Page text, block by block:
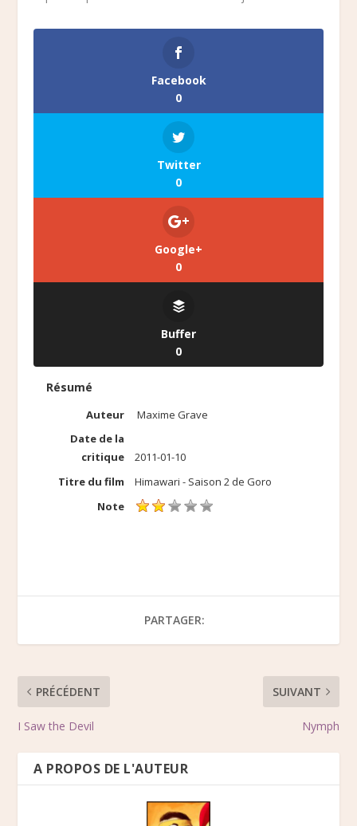
Facebook
0
Twitter
0
Google+
0
Buffer
0
Résumé
Auteur
Maxime Grave
Date de la
critique
2011-01-10
Titre du film
Himawari - Saison 2 de Goro
Note
PARTAGER:
PRÉCÉDENT
I Saw the Devil
SUIVANT
Nymph
A PROPOS DE L'AUTEUR